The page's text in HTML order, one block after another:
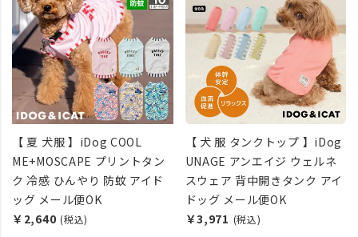
【 夏 犬服 】iDog COOL
ME+MOSCAPE プリントタン
ク 冷感 ひんやり 防蚊 アイド
ッグ メール便OK
￥2,640 (税込)
【 犬 服 タンクトップ 】iDog
UNAGE アンエイジ ウェルネ
スウェア 背中開きタンク アイ
ドッグ メール便OK
￥3,971 (税込)